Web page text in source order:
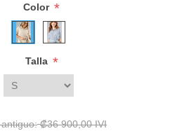
Color *
Talla *
₡36 900,00 IVI